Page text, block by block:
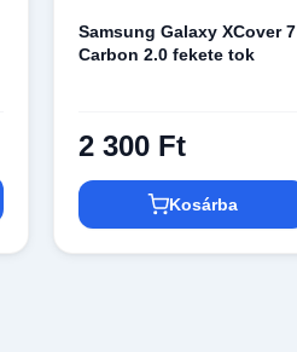
Samsung Galaxy XCover 7
Carbon 2.0 fekete tok
2 300 Ft
Kosárba